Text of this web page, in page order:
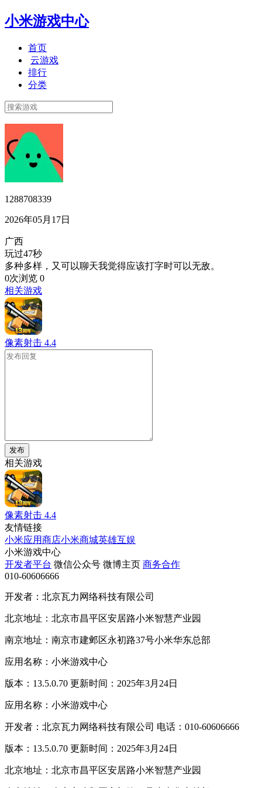
小米游戏中心
首页
云游戏
排行
分类
1288708339
2026年05月17日
广西
玩过47秒
多种多样，又可以聊天我觉得应该打字时可以无敌。
0次浏览 0
相关游戏
像素射击 4.4
发布
相关游戏
像素射击 4.4
友情链接
小米应用商店小米商城英雄互娱
小米游戏中心
开发者平台 微信公众号 微博主页 商务合作
010-60606666
开发者：北京瓦力网络科技有限公司
北京地址：北京市昌平区安居路小米智慧产业园
南京地址：南京市建邺区永初路37号小米华东总部
应用名称：小米游戏中心
版本：13.5.0.70 更新时间：2025年3月24日
应用名称：小米游戏中心
开发者：北京瓦力网络科技有限公司 电话：010-60606666
版本：13.5.0.70 更新时间：2025年3月24日
北京地址：北京市昌平区安居路小米智慧产业园